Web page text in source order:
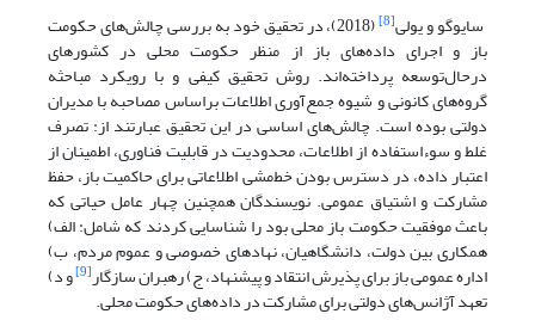
سایوگو و یولی[8] (2018)، در تحقیق خود به بررسی چالش‌های حکومت
باز و اجرای داده‌های باز از منظر حکومت محلی در کشورهای
درحال‌توسعه پرداخته‌اند. روش تحقیق کیفی و با رویکرد مباحثه
گروه‌های کانونی و شیوه جمع‌آوری اطلاعات براساس مصاحبه با مدیران
دولتی بوده است. چالش‌های اساسی در این تحقیق عبارتند از: تصرف
غلط و سوء‌استفاده از اطلاعات، محدودیت در قابلیت فناوری، اطمینان از
اعتبار داده، در دسترس بودن خط‌مشی اطلاعاتی برای حاکمیت باز، حفظ
مشارکت و اشتیاق عمومی. نویسندگان همچنین چهار عامل حیاتی که
باعث موفقیت حکومت باز محلی بود را شناسایی کردند که شامل: الف)
همکاری بین دولت، دانشگاهیان، نهادهای خصوصی و عموم مردم، ب)
اداره عمومی باز برای پذیرش انتقاد و پیشنهاد، ج) رهبران سازگار[9] و د)
تعهد آژانس‌های دولتی برای مشارکت در داده‌های حکومت محلی.